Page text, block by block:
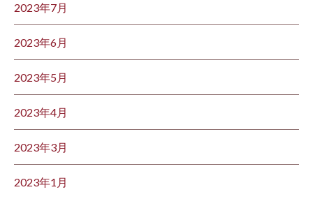
2023年7月
2023年6月
2023年5月
2023年4月
2023年3月
2023年1月